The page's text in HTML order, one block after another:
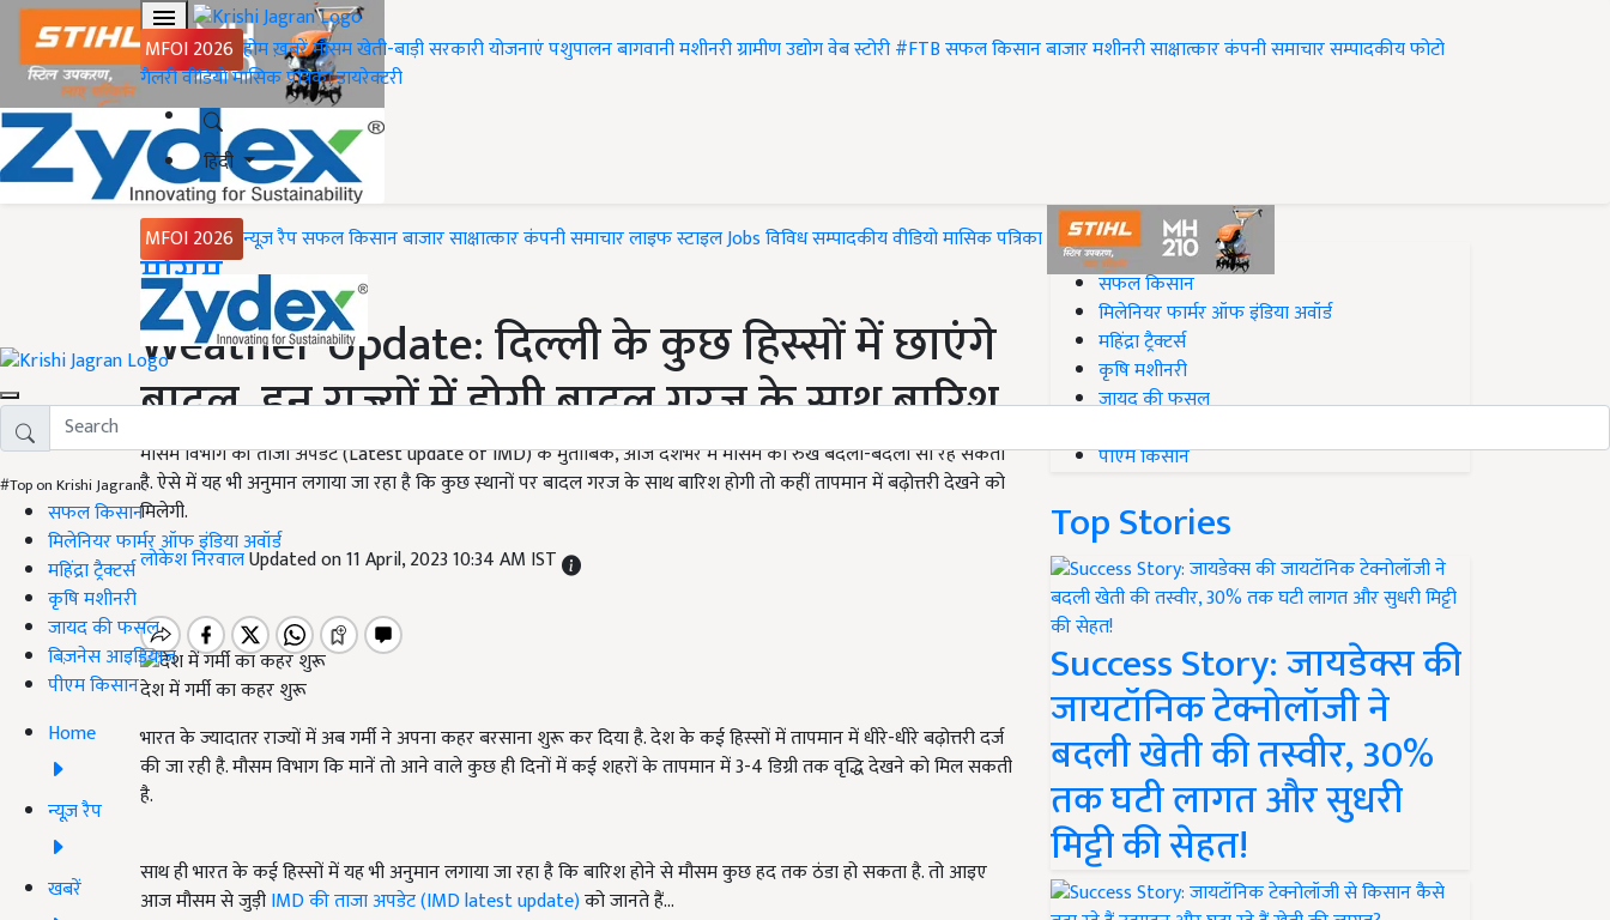
MFOI 2026 होमख़बरेंमौसमखेती-बाड़ीसरकारी योजनाएंपशुपालनबागवानीमशीनरीग्रामीण उद्योगवेब स्टोरी#FTBसफल किसानबाजारमशीनरीसाक्षात्कारकंपनी समाचारसम्पादकीयफोटो
गैलरीवीडियोमासिक पत्रिकाडायरेक्टरी
हिंदी
MFOI 2026 न्यूज़ रैपसफल किसानबाजारसाक्षात्कारकंपनी समाचारलाइफ स्टाइलJobsविविधसम्पादकीयवीडियोमासिक पत्रिका
#Top on Krishi Jagran
सफल किसान
मिलेनियर फार्मर ऑफ इंडिया अवॉर्ड
महिंद्रा ट्रैक्टर्स
कृषि मशीनरी
जायद की फसल
बिज़नेस आइडियाज
पीएम किसान
Home
न्यूज़ रैप
खबरें
Home
मौसम
Weather Update: दिल्ली के कुछ हिस्सों में छाएंगे
बादल, इन राज्यों में होगी बादल गरज के साथ बारिश
मौसम विभाग की ताजा अपडेट (Latest update of IMD) के मुताबिक, आज देशभर में मौसम का रुख बदला-बदला सा रह सकता
है. ऐसे में यह भी अनुमान लगाया जा रहा है कि कुछ स्थानों पर बादल गरज के साथ बारिश होगी तो कहीं तापमान में बढ़ोत्तरी देखने को
मिलेगी.
लोकेश निरवालUpdated on 11 April, 2023 10:34 AM IST
देश में गर्मी का कहर शुरू
भारत के ज्यादातर राज्यों में अब गर्मी ने अपना कहर बरसाना शुरू कर दिया है. देश के कई हिस्सों में तापमान में धीरे-धीरे बढ़ोत्तरीदर्ज
की जा रही है. मौसम विभाग कि मानें तो आने वाले कुछ ही दिनों में कई शहरों के तापमान में 3-4 डिग्री तक वृद्धि देखने को मिल सकती
है.
साथ ही भारत के कई हिस्सों में यह भी अनुमान लगाया जा रहा है कि बारिश होने से मौसम कुछ हद तक ठंडा हो सकता है. तो आइए
आज मौसम से जुड़ीIMD की ताजा अपडेट (IMD latest update)को जानते हैं...
#Top on Krishi Jagran
सफल किसान
मिलेनियर फार्मर ऑफ इंडिया अवॉर्ड
महिंद्रा ट्रैक्टर्स
कृषि मशीनरी
जायद की फसल
पीएम किसान
Top Stories
Success Story: जायडेक्स की
जायटॉनिक टेक्नोलॉजी ने
बदली खेती की तस्वीर, 30%
तक घटी लागत और सुधरी
मिट्टी की सेहत!